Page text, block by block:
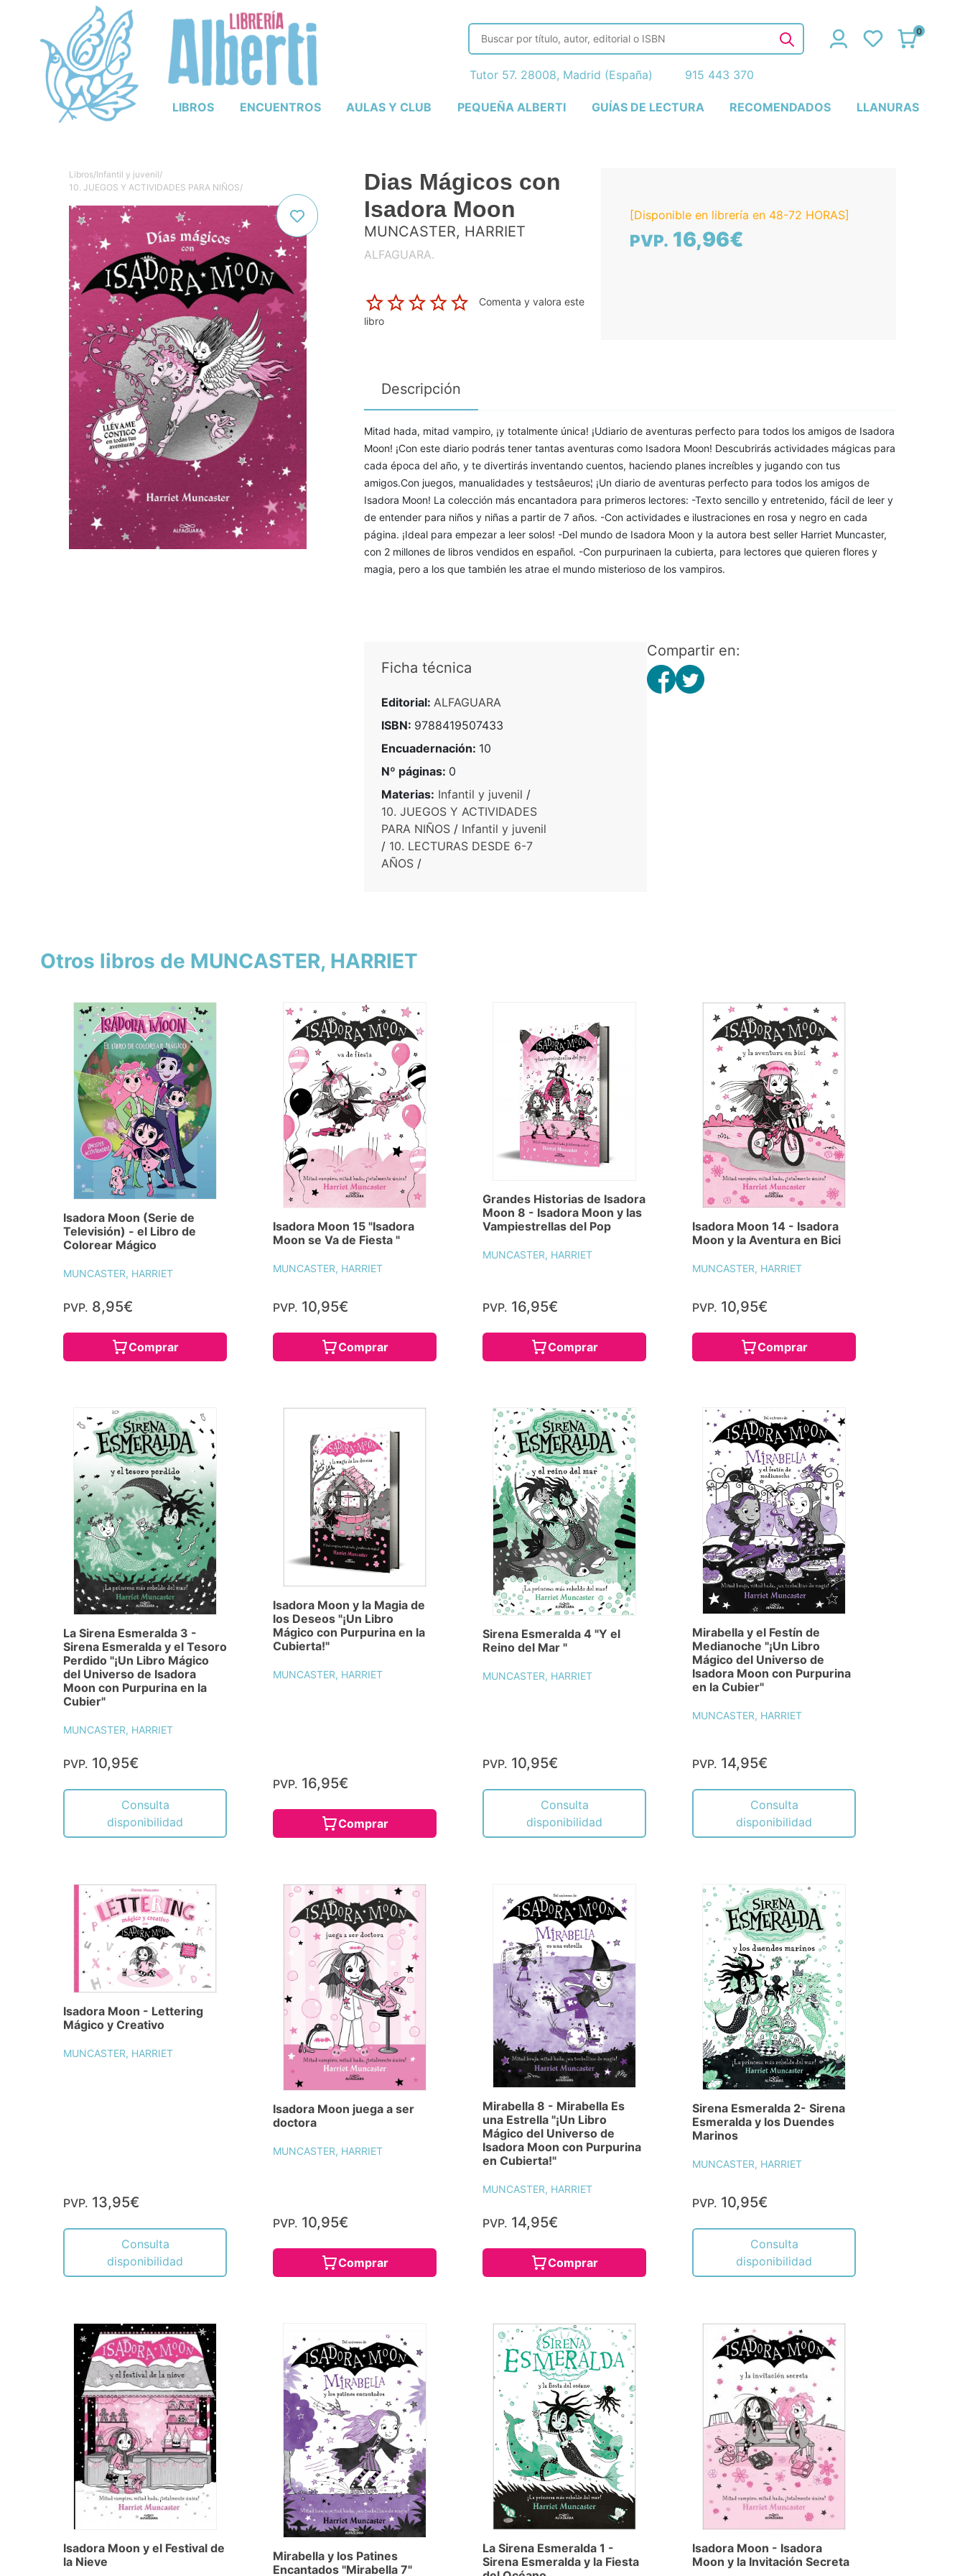
LIBROS ENCUENTROS AULAS Y CLUB PEQUEÑA ALBERTI GUÍAS DE LECTURA RECOMENDADOS LLANURAS
0
Tutor 57. 28008, Madrid (España) 915 443 370
Libros/Infantil y juvenil/
10. JUEGOS Y ACTIVIDADES PARA NIÑOS/
Dias Mágicos con
Isadora Moon
MUNCASTER, HARRIET
ALFAGUARA.
Comenta y valora este
libro
[Disponible en librería en 48-72 HORAS]
PVP. 16,96€
Descripción
Mitad hada, mitad vampiro, ¡y totalmente única! ¡Udiario de aventuras perfecto para todos los amigos de Isadora
Moon! ¡Con este diario podrás tener tantas aventuras como Isadora Moon! Descubrirás actividades mágicas para
cada época del año, y te divertirás inventando cuentos, haciendo planes increíbles y jugando con tus
amigos.Con juegos, manualidades y testsâeuros¦ ¡Un diario de aventuras perfecto para todos los amigos de
Isadora Moon! La colección más encantadora para primeros lectores: -Texto sencillo y entretenido, fácil de leer y
de entender para niños y niñas a partir de 7 años. -Con actividades e ilustraciones en rosa y negro en cada
página. ¡Ideal para empezar a leer solos! -Del mundo de Isadora Moon y la autora best seller Harriet Muncaster,
con 2 millones de libros vendidos en español. -Con purpurinaen la cubierta, para lectores que quieren flores y
magia, pero a los que también les atrae el mundo misterioso de los vampiros.
Ficha técnica
Editorial: ALFAGUARA
ISBN: 9788419507433
Encuadernación: 10
Nº páginas: 0
Materias: Infantil y juvenil /
10. JUEGOS Y ACTIVIDADES
PARA NIÑOS/ Infantil y juvenil
/ 10. LECTURAS DESDE 6-7
AÑOS/
Compartir en:
Otros libros de MUNCASTER, HARRIET
Isadora Moon (Serie de
Televisión) - el Libro de
Colorear Mágico
MUNCASTER, HARRIET
PVP. 8,95€
Comprar
Isadora Moon 15 "Isadora
Moon se Va de Fiesta "
MUNCASTER, HARRIET
PVP. 10,95€
Comprar
Grandes Historias de Isadora
Moon 8 - Isadora Moon y las
Vampiestrellas del Pop
MUNCASTER, HARRIET
PVP. 16,95€
Comprar
Isadora Moon 14 - Isadora
Moon y la Aventura en Bici
MUNCASTER, HARRIET
PVP. 10,95€
Comprar
La Sirena Esmeralda 3 -
Sirena Esmeralda y el Tesoro
Perdido "¡Un Libro Mágico
del Universo de Isadora
Moon con Purpurina en la
Cubier"
MUNCASTER, HARRIET
PVP. 10,95€
Consulta
disponibilidad
Isadora Moon y la Magia de
los Deseos "¡Un Libro
Mágico con Purpurina en la
Cubierta!"
MUNCASTER, HARRIET
PVP. 16,95€
Comprar
Sirena Esmeralda 4 "Y el
Reino del Mar "
MUNCASTER, HARRIET
PVP. 10,95€
Consulta
disponibilidad
Mirabella y el Festín de
Medianoche "¡Un Libro
Mágico del Universo de
Isadora Moon con Purpurina
en la Cubier"
MUNCASTER, HARRIET
PVP. 14,95€
Consulta
disponibilidad
Isadora Moon - Lettering
Mágico y Creativo
MUNCASTER, HARRIET
PVP. 13,95€
Consulta
disponibilidad
Isadora Moon juega a ser
doctora
MUNCASTER, HARRIET
PVP. 10,95€
Comprar
Mirabella 8 - Mirabella Es
una Estrella "¡Un Libro
Mágico del Universo de
Isadora Moon con Purpurina
en Cubierta!"
MUNCASTER, HARRIET
PVP. 14,95€
Comprar
Sirena Esmeralda 2- Sirena
Esmeralda y los Duendes
Marinos
MUNCASTER, HARRIET
PVP. 10,95€
Consulta
disponibilidad
Isadora Moon y el Festival de
la Nieve
Mirabella y los Patines
Encantados "Mirabella 7"
La Sirena Esmeralda 1 -
Sirena Esmeralda y la Fiesta
Isadora Moon - Isadora
Moon y la Invitación Secreta